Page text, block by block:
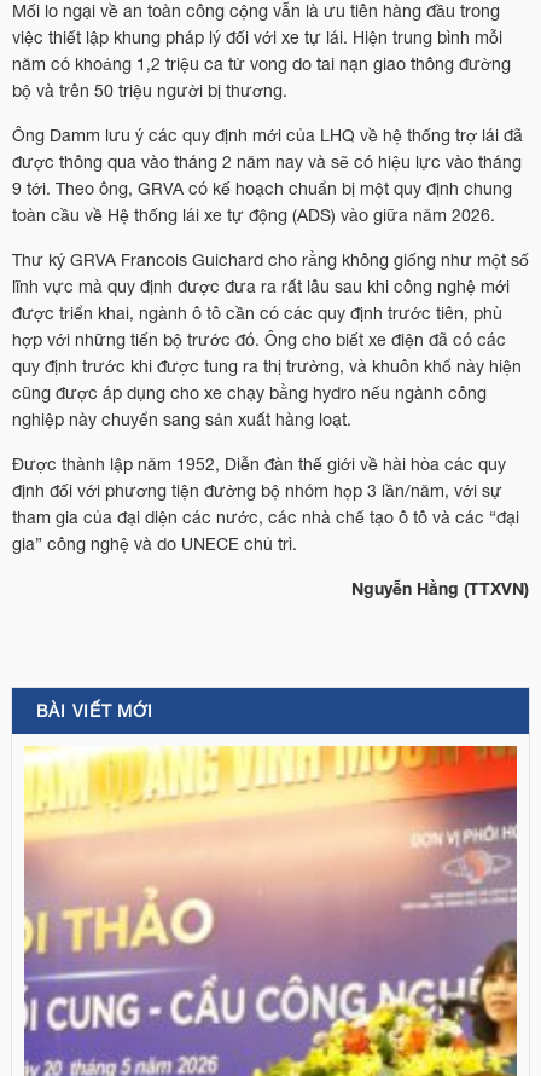
Mối lo ngại về an toàn công cộng vẫn là ưu tiên hàng đầu trong
việc thiết lập khung pháp lý đối với xe tự lái. Hiện trung bình mỗi
năm có khoảng 1,2 triệu ca tử vong do tai nạn giao thông đường
bộ và trên 50 triệu người bị thương.
Ông Damm lưu ý các quy định mới của LHQ về hệ thống trợ lái đã
được thông qua vào tháng 2 năm nay và sẽ có hiệu lực vào tháng
9 tới. Theo ông, GRVA có kế hoạch chuẩn bị một quy định chung
toàn cầu về Hệ thống lái xe tự động (ADS) vào giữa năm 2026.
Thư ký GRVA Francois Guichard cho rằng không giống như một số
lĩnh vực mà quy định được đưa ra rất lâu sau khi công nghệ mới
được triển khai, ngành ô tô cần có các quy định trước tiên, phù
hợp với những tiến bộ trước đó. Ông cho biết xe điện đã có các
quy định trước khi được tung ra thị trường, và khuôn khổ này hiện
cũng được áp dụng cho xe chạy bằng hydro nếu ngành công
nghiệp này chuyển sang sản xuất hàng loạt.
Được thành lập năm 1952, Diễn đàn thế giới về hài hòa các quy
định đối với phương tiện đường bộ nhóm họp 3 lần/năm, với sự
tham gia của đại diện các nước, các nhà chế tạo ô tô và các “đại
gia” công nghệ và do UNECE chủ trì.
Nguyễn Hằng (TTXVN)
BÀI VIẾT MỚI